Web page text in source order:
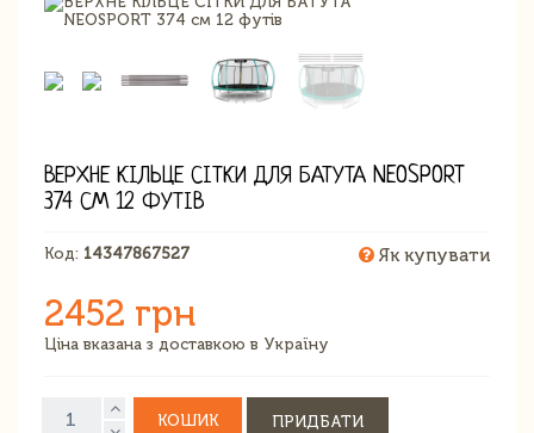
ВЕРХНЕ КІЛЬЦЕ СІТКИ ДЛЯ БАТУТА NEOSPORT
374 СМ 12 ФУТІВ
Код: 14347867527 Як купувати
2452 грн
Ціна вказана з доставкою в Україну
КОШИК ПРИДБАТИ